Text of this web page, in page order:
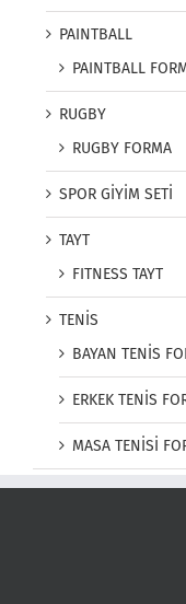
PAINTBALL
PAINTBALL
RUGBY
RUGBY FORMA
SPOR GİYİM SETİ
TAYT
FITNESS TAYT
TENİS
BAYAN TENİS
ERKEK TENİS
MASA TENİSİ